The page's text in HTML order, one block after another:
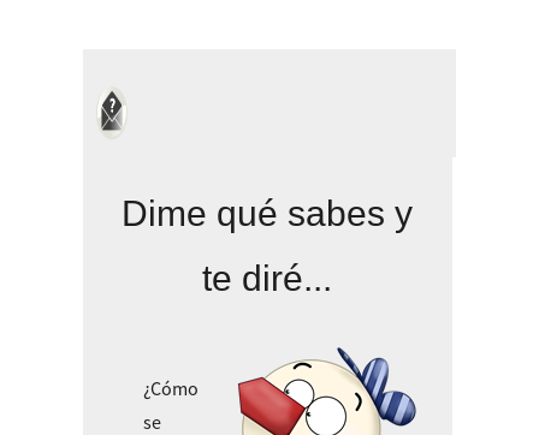
Dime qué sabes y
te diré...
¿Cómo
se